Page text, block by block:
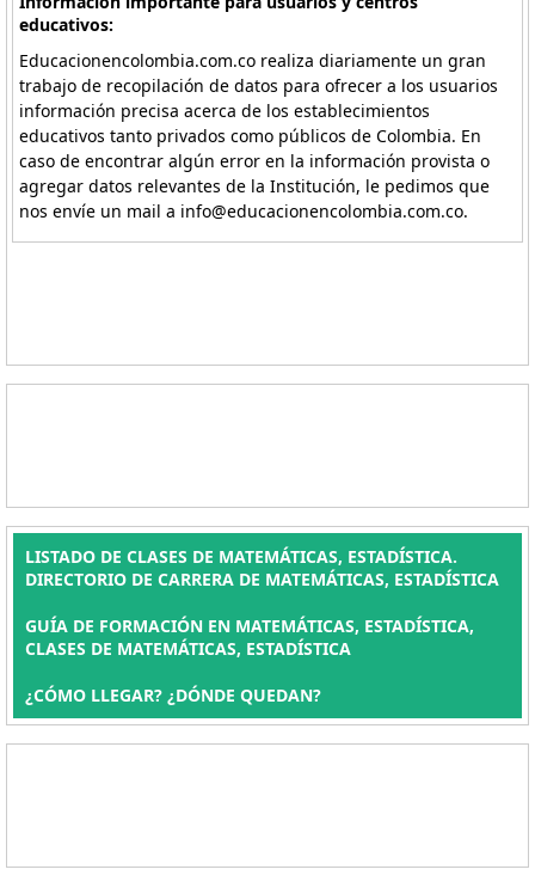
educativos:
Educacionencolombia.com.co realiza diariamente un gran
trabajo de recopilación de datos para ofrecer a los usuarios
información precisa acerca de los establecimientos
educativos tanto privados como públicos de Colombia. En
caso de encontrar algún error en la información provista o
agregar datos relevantes de la Institución, le pedimos que
nos envíe un mail a info@educacionencolombia.com.co.
LISTADO DE CLASES DE MATEMÁTICAS, ESTADÍSTICA.
DIRECTORIO DE CARRERA DE MATEMÁTICAS, ESTADÍSTICA
GUÍA DE FORMACIÓN EN MATEMÁTICAS, ESTADÍSTICA,
CLASES DE MATEMÁTICAS, ESTADÍSTICA
¿CÓMO LLEGAR? ¿DÓNDE QUEDAN?